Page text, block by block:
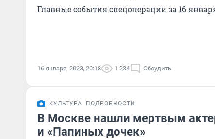
Главные события спецоперации за 16
16 января, 2023, 20:18 1 234 Обсудить
КУЛЬТУРА ПОДРОБНОСТИ
В Москве нашли мертвым
и «Папиных дочек»